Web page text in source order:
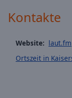
Text
Color
Kontakte
Website: laut.fm
Ortszeit in